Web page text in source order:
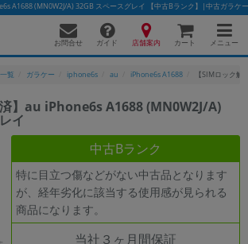
A1688 (MN0W2J/A) 32GB スペースグレイ 【中古Bランク】|中古ガラケ
お問合せ ガイド 店舗案内 カート メニュー
覧 ガラケー iphone6s au iPhone6s A1688 【SIMロック
済】au iPhone6s A1688 (MN0W2J/A)
イ
中古Bランク
特に目立つ傷などがない中古品となります
が、経年劣化に該当する使用感が見られる
商品になります。
当社３ヶ月間保証
パソコン検索に切り替える